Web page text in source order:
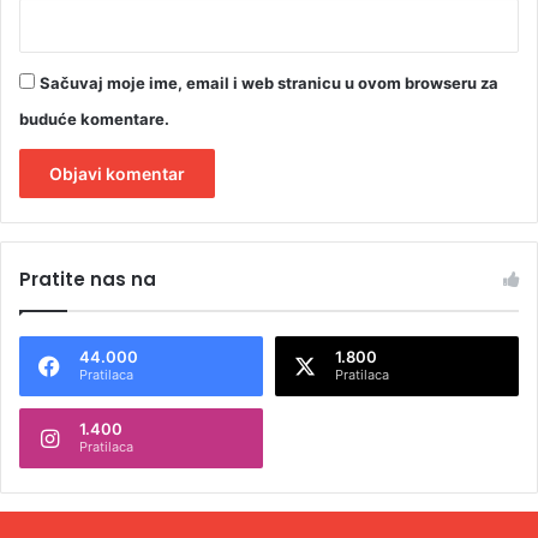
Sačuvaj moje ime, email i web stranicu u ovom browseru za
buduće komentare.
t
n
t
Pratite nas na
44.000
Pratilaca
1.800
Pratilaca
1.400
Pratilaca